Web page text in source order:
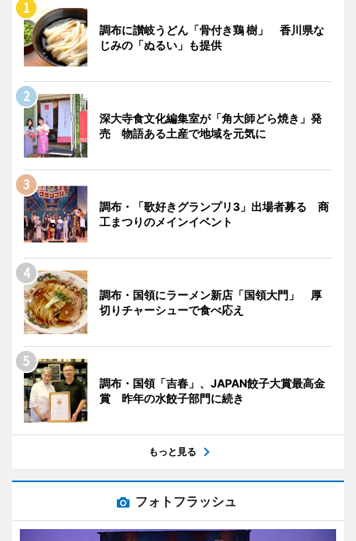
調布に讃岐うどん「骨付き鶏 樹」 香川県な
じみの「ぬるい」も提供
深大寺食文化編集室が「角大師どら焼き」発
売 物語ある土産で地域を元気に
調布・「歌好きグランプリ3」出場者募る 商
工まつりのメインイベント
調布・国領にラーメン新店「国領大門」 厚
切りチャーシューで食べ応え
調布・国領「吉春」、JAPAN餃子大賞最高金
賞 昨年の水餃子部門に続き
もっと見る
フォトフラッシュ